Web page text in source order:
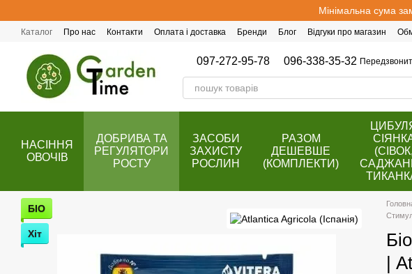
Мінімальна сума
Каталог Про нас Контакти Оплата і доставка Бренди Блог Відгуки про магазин
097-272-95-78 096-338-35-32
НАСІННЯ
ОВОЧІВ
ДОБРИВА ТА
РЕГУЛЯТОРИ
РОСТУ
ЗАСОБИ
ЗАХИСТУ
РОСЛИН
РАЗОМ
ДЕШЕВШЕ
(КОМПЛЕКТИ)
(СІВОК,
БІО
Хіт
|